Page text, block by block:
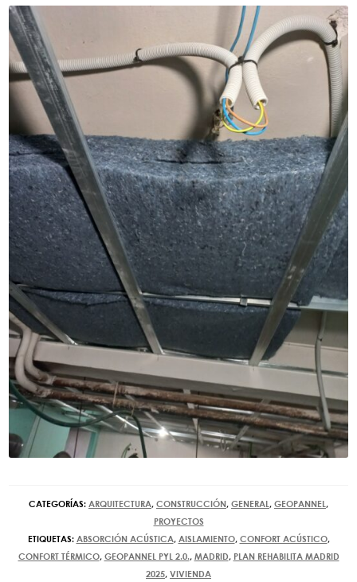
LOGIN ES
CATEGORÍAS: ARQUITECTURA, CONSTRUCCIÓN, GENERAL , GEOPANNEL ,
PROYECTOS
ETIQUETAS: ABSORCIÓN ACÚSTICA, AISLAMIENTO, CONFORT ACÚSTICO,
CONFORT TÉRMICO, GEOPANNEL PYL 2.0., MADRID, PLAN REHABILITA MADRID
2025, VIVIENDA